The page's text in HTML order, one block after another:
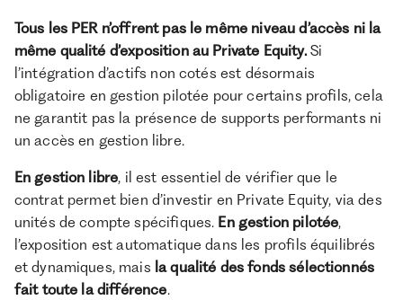
Tous les PER n’offrent pas le même niveau d’accès ni la
même qualité d’exposition au Private Equity.Si
l’intégration d’actifs non cotés est désormais
obligatoire en gestion pilotée pour certains profils, cela
ne garantit pas la présence de supports performants ni
un accès en gestion libre.
En gestion libre, il est essentiel de vérifier que le
contrat permet bien d’investir en Private Equity, via des
unités de compte spécifiques. En gestion pilotée,
l’exposition est automatique dans les profils équilibrés
et dynamiques, mais la qualité des fonds sélectionnés
fait toute la différence.